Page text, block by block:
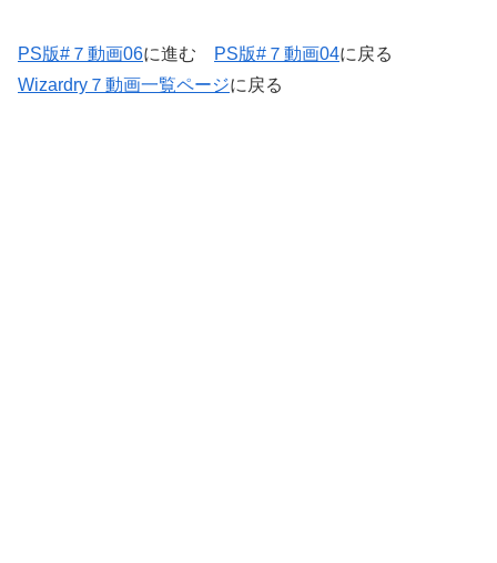
PS版#７動画06に進む PS版#７動画04に戻る
Wizardry７動画一覧ページに戻る